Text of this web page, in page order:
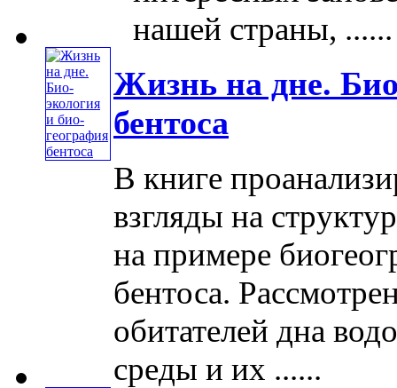
нашей страны, ......
Жизнь на дне.
бентоса
В книге
взгляды на
на примере
бентоса.
обитателей дна
среды и их ......